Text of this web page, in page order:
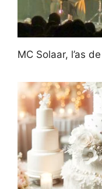
MC Solaar, l’as